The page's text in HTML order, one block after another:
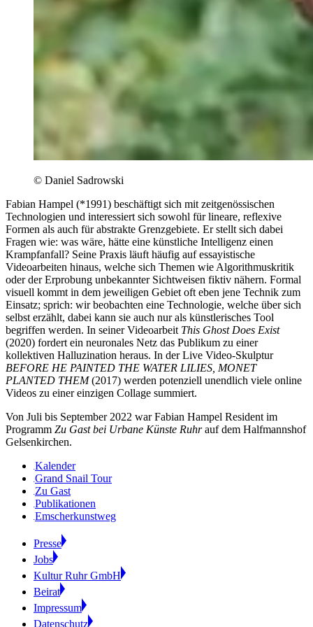
© Daniel Sadrowski
Fabian Hampel (*1991) beschäftigt sich mit zeitgenössischen
Technologien und interessiert sich sowohl für lineare, reflexive
Formen als auch für abstrakte Grenzgebiete. Er stellt sich dabei
Fragen wie: was wäre, hätte eine künstliche Intelligenz einen
Krampfanfall? Seine Praxis läuft häufig auf essayistische
Videoarbeiten hinaus, welche sich Themen wie Algorithmuskritik
oder der Erprobung unbekannter Sichtweisen fiktiv nähern. Formal
visuell kommt in dem jeweiligen Gebiet oft eben jene Technik zum
Einsatz; sprich: wir beobachten eine Technologie, welche über sich
selbst erzählt, dabei kann sie auch nur als künstlerisches Tool
begriffen werden. In seiner Videoarbeit This Ghost Does Exist
(2020) fordert ein neuronales Netz das Publikum zu einer
kollektiven Halluzination heraus. In der Live Video-Skulptur
BEFORE HE PAINTED THE WATER LILIES, MONET
PLANTED THEM(2017) werden potenziell unendlich viele online
Videos zu einer einzigen Collage summiert.
Von Juli bis September 2022 war Fabian Hampel Resident im
Programm Zu Gast bei Urbane Künste Ruhrauf dem Halfmannshof
Gelsenkirchen.
Kalender
Grand Snail Tour
Zu Gast
Publikationen
Emscherkunstweg
Presse
Jobs
Kultur Ruhr GmbH
Beirat
Impressum
Datenschutz